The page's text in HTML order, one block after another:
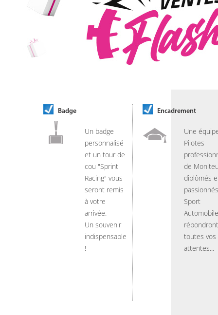
Badge
Un badge
personnalisé
et un tour de
cou "Sprint
Racing" vous
seront remis
à votre
arrivée.
Un souvenir
indispensable
!
Encadrement
Une
Pilotes
de
diplômés
Sport
Automobile
toutes vos
attentes...